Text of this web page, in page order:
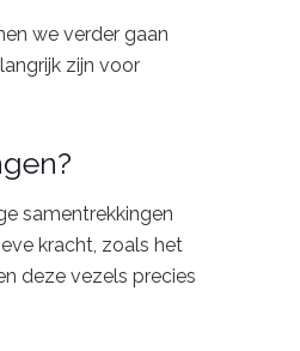
we verder gaan
zijn voor
samentrekkingen
kracht, zoals het
deze vezels precies